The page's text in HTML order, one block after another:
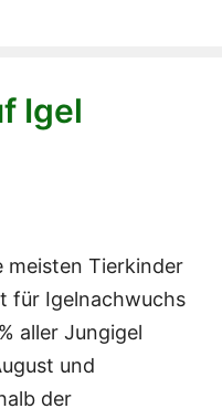
Igel
meisten Tierkinder
für Igelnachwuchs
aller Jungigel
und
der